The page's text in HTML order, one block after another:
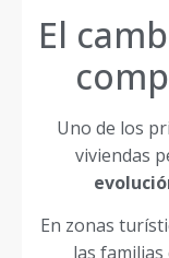
El
Uno de los
viviendas
En zonas
las